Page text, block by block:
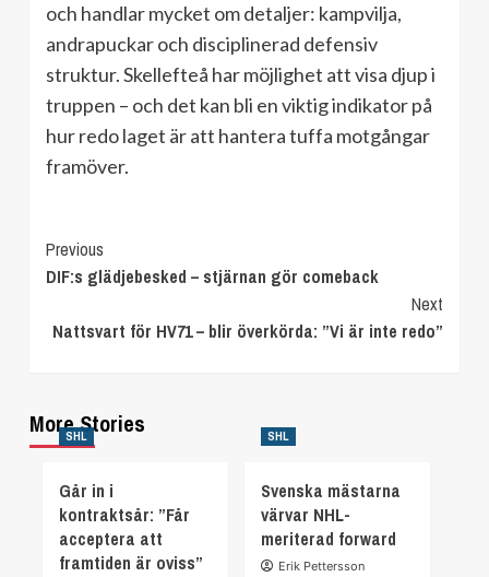
och handlar mycket om detaljer: kampvilja,
andrapuckar och disciplinerad defensiv
struktur. Skellefteå har möjlighet att visa djup i
truppen – och det kan bli en viktig indikator på
hur redo laget är att hantera tuffa motgångar
framöver.
Continue
Reading
Previous
DIF:s glädjebesked – stjärnan gör comeback
Next
Nattsvart för HV71 – blir överkörda: ”Vi är inte redo”
More Stories
SHL
Går in i
kontraktsår: ”Får
acceptera att
framtiden är oviss”
SHL
Svenska mästarna
värvar NHL-
meriterad forward
Erik Pettersson